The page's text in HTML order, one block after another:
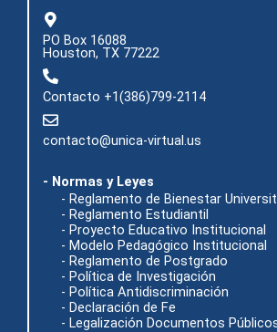
PO Box 16088
Houston, TX 77222
Contacto +1(386)799-2114
contacto@unica-virtual.us
- Normas y Leyes
- Reglamento de Bienestar
- Reglamento Estudiantil
- Proyecto Educativo Institucional
- Modelo Pedagógico Institucional
- Reglamento de Postgrado
- Política de Investigación
- Política Antidiscriminación
- Declaración de Fe
- Legalización Documentos